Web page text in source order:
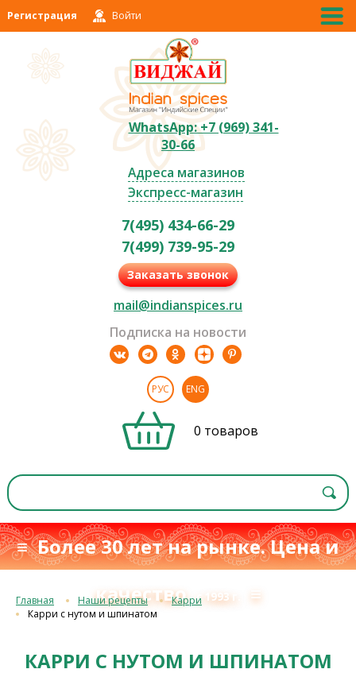
Регистрация Войти
WhatsApp: +7 (969) 341-
30-66
Адреса магазинов
Экспресс-магазин
7(495) 434-66-29
7(499) 739-95-29
Заказать звонок
mail@indianspices.ru
Подписка на новости
РУС ENG
0 товаров
≡ Более 30 лет на рынке. Цена и
качествос 1993 г. ≡
Главная Наши рецепты
Карри
Карри с нутом и шпинатом
КАРРИ С НУТОМ И ШПИНАТОМ